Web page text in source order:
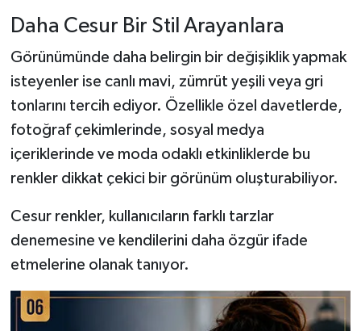
Daha Cesur Bir Stil Arayanlara
Görünümünde daha belirgin bir değişiklik yapmak
isteyenler ise canlı mavi, zümrüt yeşili veya gri
tonlarını tercih ediyor. Özellikle özel davetlerde,
fotoğraf çekimlerinde, sosyal medya
içeriklerinde ve moda odaklı etkinliklerde bu
renkler dikkat çekici bir görünüm oluşturabiliyor.
Cesur renkler, kullanıcıların farklı tarzlar
denemesine ve kendilerini daha özgür ifade
etmelerine olanak tanıyor.